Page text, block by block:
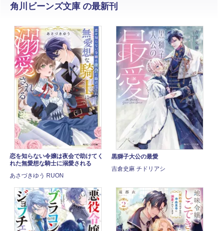
角川ビーンズ文庫 の最新刊
恋を知らない令嬢は夜会で助けてく
れた無愛想な騎士に溺愛される
あさづきゆう RUON
黒獅子大公の最愛
吉倉史麻 チドリアシ